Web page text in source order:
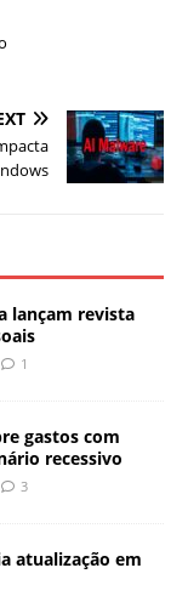
lançam revista
1
gastos com
recessivo
3
atualização em